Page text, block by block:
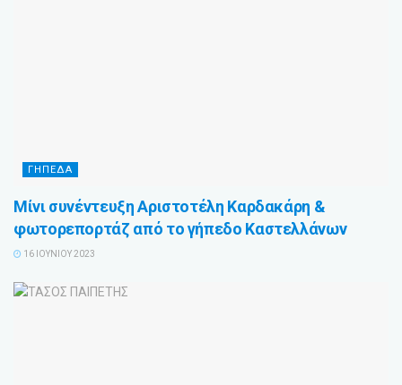
ΓΗΠΕΔΑ
Μίνι συνέντευξη Αριστοτέλη Καρδακάρη &
φωτορεπορτάζ από το γήπεδο Καστελλάνων
16 ΙΟΥΝΊΟΥ 2023